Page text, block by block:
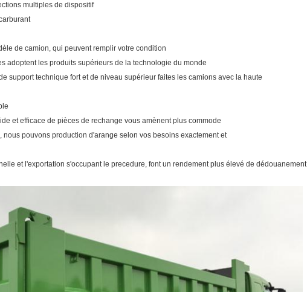
multiples de dispositif
de camion, qui peuvent remplir votre condition
adoptent les produits supérieurs de la technologie du monde
support technique fort et de niveau supérieur faites les camions avec la haute
et efficace de pièces de rechange vous amènent plus commode
pouvons production d'arange selon vos besoins exactement et
et l'exportation s'occupant le precedure, font un rendement plus élevé de dédouanement